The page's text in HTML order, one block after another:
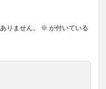
りません。 ※ が付いている